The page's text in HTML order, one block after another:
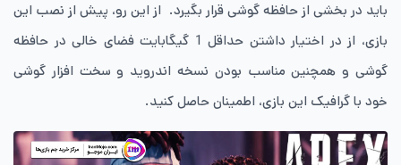
باید در بخشی از حافظه گوشی قرار بگیرد. از این رو، پیش از نصب این
بازی، از در اختیار داشتن حداقل 1 گیگابایت فضای خالی در حافظه
گوشی و همچنین مناسب بودن نسخه اندروید و سخت افزار گوشی
خود با گرافیک این بازی، اطمینان حاصل کنید.